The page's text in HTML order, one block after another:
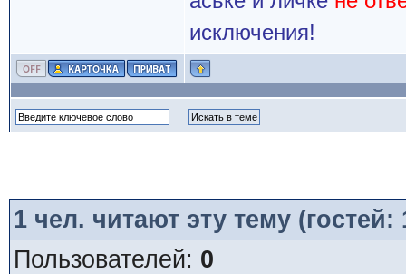
исключения!
1чел. читают эту тему
Пользователей: 0